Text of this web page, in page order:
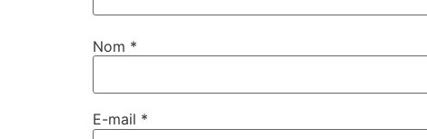
Nom *
E-mail *